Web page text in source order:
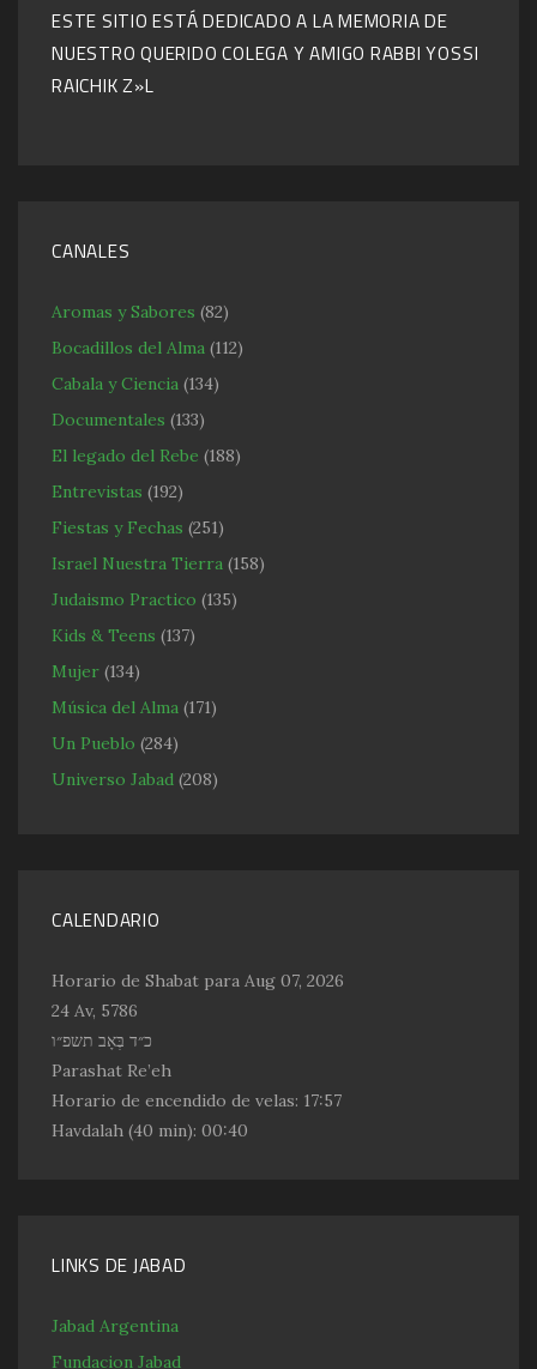
ESTE SITIO ESTÁ DEDICADO A LA MEMORIA DE
NUESTRO QUERIDO COLEGA Y AMIGO RABBI YOSSI
RAICHIK Z»L
CANALES
Aromas y Sabores (82)
Bocadillos del Alma (112)
Cabala y Ciencia (134)
Documentales (133)
El legado del Rebe (188)
Entrevistas (192)
Fiestas y Fechas (251)
Israel Nuestra Tierra (158)
Judaismo Practico (135)
Kids & Teens (137)
Mujer (134)
Música del Alma (171)
Un Pueblo (284)
Universo Jabad (208)
CALENDARIO
Horario de Shabat para Aug 07, 2026
24 Av, 5786
כ״ד בְּאָב תשפ״ו
Parashat Re’eh
Horario de encendido de velas: 17:57
Havdalah (40 min): 00:40
LINKS DE JABAD
Jabad Argentina
Fundacion Jabad